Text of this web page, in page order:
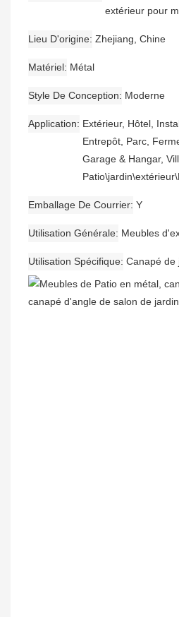
extérieur pour
Lieu D'origine Zhejiang, Chine
Matériel Métal
Style De Conception Moderne
Application
Extérieur, Hôtel,
Entrepôt, Parc,
Garage & Hangar,
Emballage De Courrier Y
Utilisation Générale Meubles
Utilisation Spécifique Canapé de